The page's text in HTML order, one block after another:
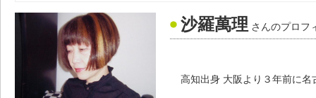
沙羅萬理 さんのプロフ
高知出身 大阪より３年前に名